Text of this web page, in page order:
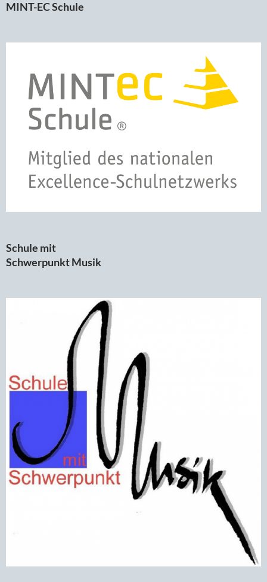
MINT-EC Schule
Schule mit
Schwerpunkt Musik